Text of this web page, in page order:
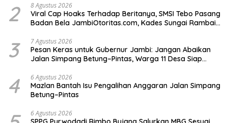
2 8 Agustus 2026
Viral Cap Hoaks Terhadap Beritanya, SMSI Tebo Pasang
Badan Bela JambiOtoritas.com, Kades Sungai Rambai
3 7 Agustus 2026
Pesan Keras untuk Gubernur Jambi: Jangan Abaikan
Jalan Simpang Betung–Pintas, Warga 11 Desa Siap
4 6 Agustus 2026
Mazlan Bantah Isu Pengalihan Anggaran Jalan Simpang
Betung–Pintas
6 Agustus 2026